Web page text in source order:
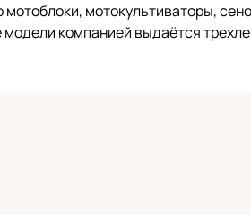
мотокультиваторы,
компанией выдаётся